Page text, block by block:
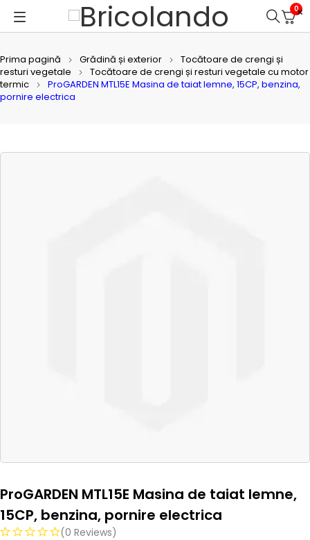
0
Prima pagină Grădină și exterior
Tocătoare de crengi și
resturi vegetale
Tocătoare de crengi și resturi vegetale cu motor
termic
ProGARDEN MTL15E Masina de taiat lemne, 15CP, benzina,
pornire electrica
ProGARDEN MTL15E Masina de taiat lemne,
15CP, benzina, pornire electrica
(0 Reviews)